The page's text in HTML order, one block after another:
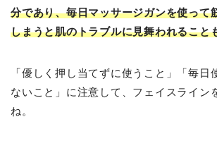
分であり、毎日マッサージガンを使って
しまうと肌のトラブルに見舞われること
「優しく押し当てずに使うこと」「毎日
ないこと」に注意して、フェイスライン
ね。